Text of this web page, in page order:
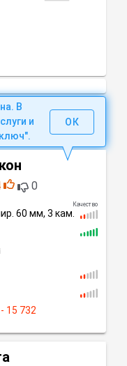
В
и
ОК
0
Качество
60 мм, 3 кам.
15 732